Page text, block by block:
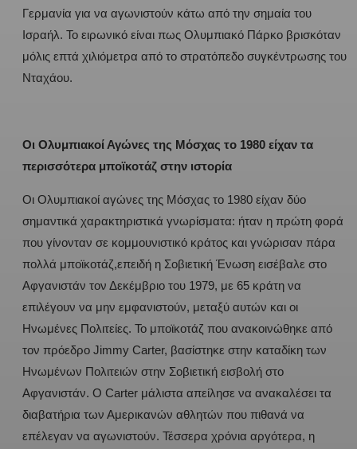
Γερμανία για να αγωνιστούν κάτω από την σημαία του
Ισραήλ. Το ειρωνικό είναι πως Ολυμπιακό Πάρκο βρισκόταν
μόλις επτά χιλιόμετρα από το στρατόπεδο συγκέντρωσης του
Νταχάου.
Οι Ολυμπιακοί Αγώνες της Μόσχας το 1980 είχαν τα
περισσότερα μποϊκοτάζ στην ιστορία
Οι Ολυμπιακοί αγώνες της Μόσχας το 1980 είχαν δύο
σημαντικά χαρακτηριστικά γνωρίσματα: ήταν η πρώτη φορά
που γίνονταν σε κομμουνιστικό κράτος και γνώρισαν πάρα
πολλά μποϊκοτάζ,επειδή η Σοβιετική Ένωση εισέβαλε στο
Αφγανιστάν τον Δεκέμβριο του 1979, με 65 κράτη να
επιλέγουν να μην εμφανιστούν, μεταξύ αυτών και οι
Ηνωμένες Πολιτείες. Το μποϊκοτάζ που ανακοινώθηκε από
τον πρόεδρο Jimmy Carter, βασίστηκε στην καταδίκη των
Ηνωμένων Πολιτειών στην Σοβιετική εισβολή στο
Αφγανιστάν. Ο Carter μάλιστα απείλησε να ανακαλέσει τα
διαβατήρια των Αμερικανών αθλητών που πιθανά να
επέλεγαν να αγωνιστούν. Τέσσερα χρόνια αργότερα, η